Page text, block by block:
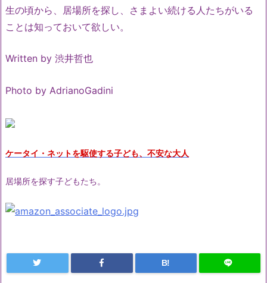
生の頃から、居場所を探し、さまよい続ける人たちがいる
ことは知っておいて欲しい。
Written by 渋井哲也
Photo by AdrianoGadini
ケータイ・ネットを駆使する子ども、不安な大人
居場所を探す子どもたち。
B!